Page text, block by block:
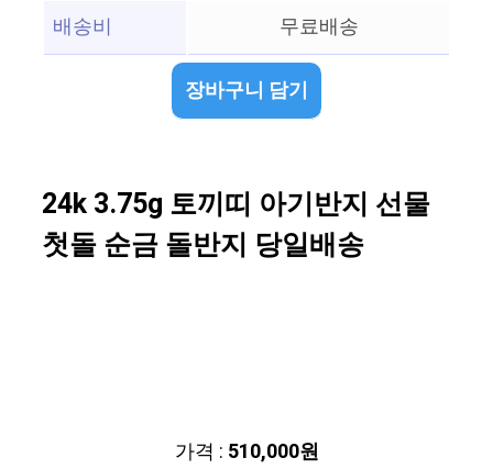
배송비 무료배송
장바구니 담기
24k 3.75g 토끼띠 아기반지 선물
첫돌 순금 돌반지 당일배송
가격 : 510,000원